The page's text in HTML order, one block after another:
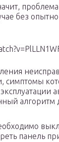
без
симптомы
алгоритм
панель